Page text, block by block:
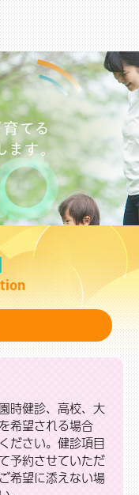
時健診、高校、大
希望される場合
ださい。健診項目
予約させていただ
希望に添えない場